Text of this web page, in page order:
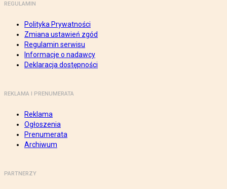
REGULAMIN
Polityka Prywatności
Zmiana ustawień zgód
Regulamin serwisu
Informacje o nadawcy
Deklaracja dostępności
REKLAMA I PRENUMERATA
Reklama
Ogłoszenia
Prenumerata
Archiwum
PARTNERZY